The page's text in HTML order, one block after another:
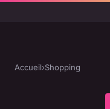
Accueil›Shopping